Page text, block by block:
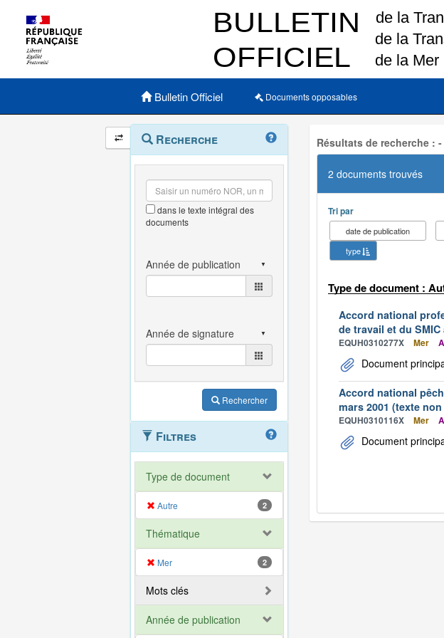
Menu principal
Bulletin Officiel Documents opposables
Navigation
et
outils
annexes
Menu
contextuel
Recherche
dans le texte intégral des
documents
Rechercher
Filtres
Type de document
Autre 2
Thématique
Mer 2
Mots clés
Année de publication
Résultats de recherche :
2 documents trouvés
Tri par
date de publication
type
Type de document :
Accord national
de travail et du
EQUH0310277X Mer
Document
Accord national
mars 2001 (texte
EQUH0310116X Mer
Document